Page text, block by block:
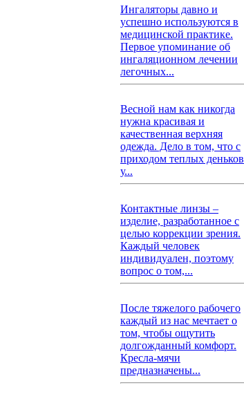
Ингаляторы давно и
успешно используются в
медицинской практике.
Первое упоминание об
ингаляционном лечении
легочных...
Весной нам как никогда
нужна красивая и
качественная верхняя
одежда. Дело в том, что с
приходом теплых деньков
у...
Контактные линзы –
изделие, разработанное с
целью коррекции зрения.
Каждый человек
индивидуален, поэтому
вопрос о том,...
После тяжелого рабочего
каждый из нас мечтает о
том, чтобы ощутить
долгожданный комфорт.
Кресла-мячи
предназначены...